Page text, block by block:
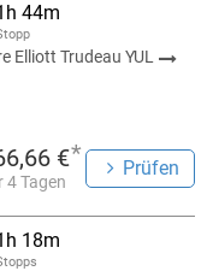
44m
Elliott Trudeau YUL
€*
4 Tagen
Prüfen
18m